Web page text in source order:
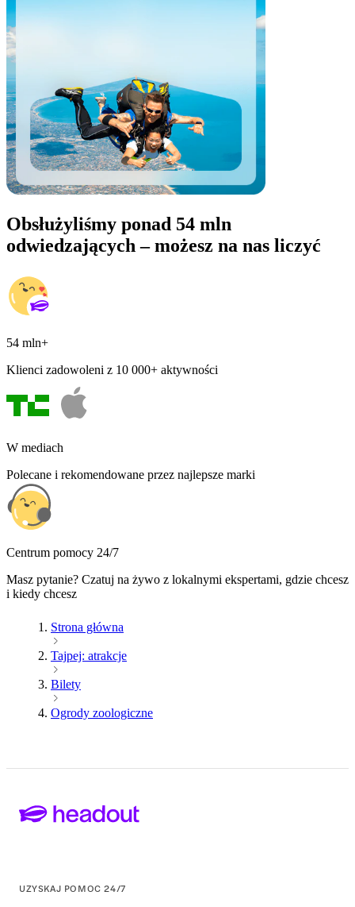
Obsłużyliśmy ponad 54 mln
odwiedzających – możesz na nas liczyć
54 mln+
Klienci zadowoleni z 10 000+ aktywności
W mediach
Polecane i rekomendowane przez najlepsze marki
Centrum pomocy 24/7
Masz pytanie? Czatuj na żywo z lokalnymi ekspertami, gdzie chcesz
i kiedy chcesz
Strona główna
Tajpej: atrakcje
Bilety
Ogrody zoologiczne
UZYSKAJ POMOC 24/7